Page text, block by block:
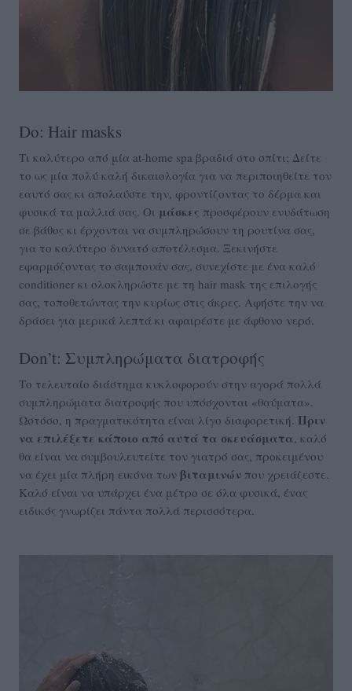
Do: Hair masks
Τι καλύτερο από μία at-home spa βραδιά στο σπίτι; Δείτε
το ως μία πολύ καλή δικαιολογία για να περιποιηθείτε τον
εαυτό σας κι απολαύστε την, φροντίζοντας το δέρμα και
φυσικά τα μαλλιά σας. Οι μάσκες προσφέρουν ενυδάτωση
σε βάθος κι έρχονται να συμπληρώσουν τη ρουτίνα σας,
για το καλύτερο δυνατό αποτέλεσμα. Ξεκινήστε
εφαρμόζοντας το σαμπουάν σας, συνεχίστε με ένα καλό
conditioner κι ολοκληρώστε με τη hair mask της επιλογής
σας, τοποθετώντας την κυρίως στις άκρες. Αφήστε την να
δράσει για μερικά λεπτά κι αφαιρέστε με άφθονο νερό.
Don’t: Συμπληρώματα διατροφής
Το τελευταίο διάστημα κυκλοφορούν στην αγορά πολλά
συμπληρώματα διατροφής που υπόσχονται «θαύματα».
Ωστόσο, η πραγματικότητα είναι λίγο διαφορετική. Πριν
να επιλέξετε κάποιο από αυτά τα σκευάσματα, καλό
θα είναι να συμβουλευτείτε τον γιατρό σας, προκειμένου
να έχει μία πλήρη εικόνα των βιταμινών που χρειάζεστε.
Καλό είναι να υπάρχει ένα μέτρο σε όλα φυσικά, ένας
ειδικός γνωρίζει πάντα πολλά περισσότερα.